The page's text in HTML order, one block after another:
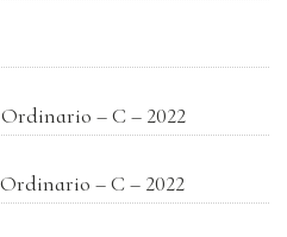
– C – 2022
– C – 2022